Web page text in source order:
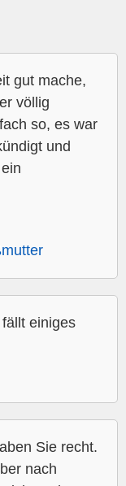
gut mache,
völlig
so, es war
und
einiges
Sie recht.
nach